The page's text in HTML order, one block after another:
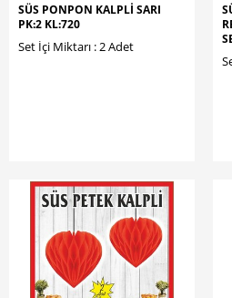
SÜS PONPON KALPLİ SARI
PK:2 KL:720
Set İçi Miktarı : 2 Adet